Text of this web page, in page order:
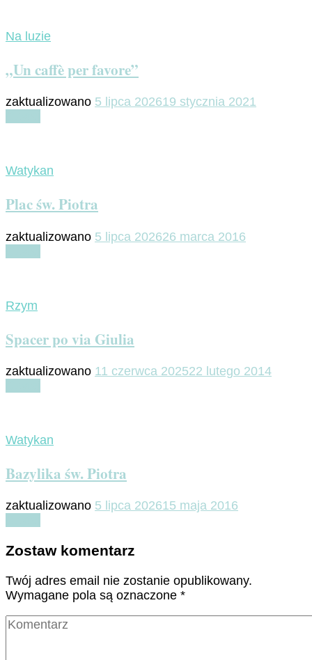
Na luzie
„Un caffè per favore”
zaktualizowano 5 lipca 202619 stycznia 2021
Watykan
Plac św. Piotra
zaktualizowano 5 lipca 202626 marca 2016
Rzym
Spacer po via Giulia
zaktualizowano 11 czerwca 202522 lutego 2014
Watykan
Bazylika św. Piotra
zaktualizowano 5 lipca 202615 maja 2016
Zostaw komentarz
Twój adres email nie zostanie opublikowany.
Wymagane pola są oznaczone *